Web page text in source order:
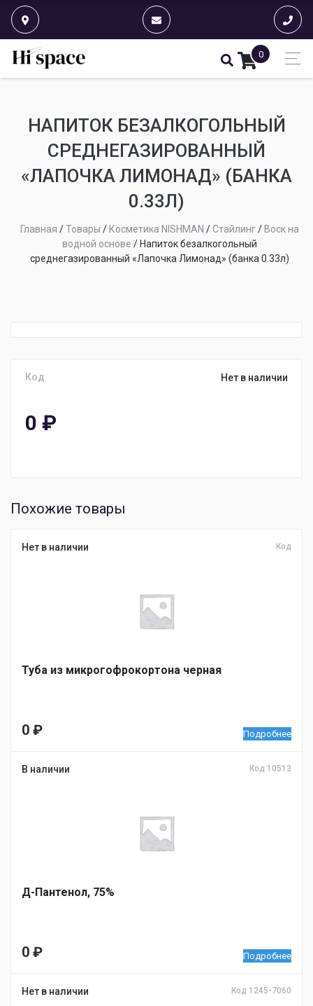
0
НАПИТОК БЕЗАЛКОГОЛЬНЫЙ
СРЕДНЕГАЗИРОВАННЫЙ
«ЛАПОЧКА ЛИМОНАД» (БАНКА
0.33Л)
Главная /Товары / Косметика NISHMAN /Стайлинг/ Воск на
водной основе / Напиток безалкогольный
среднегазированный «Лапочка Лимонад» (банка 0.33л)
Код Нет в наличии
0 ₽
Похожие товары
Нет в наличии Код
Туба из микрогофрокортона черная
0 ₽ Подробнее
В наличии Код 10513
Д-Пантенол, 75%
0 ₽ Подробнее
Нет в наличии Код 1245-7060